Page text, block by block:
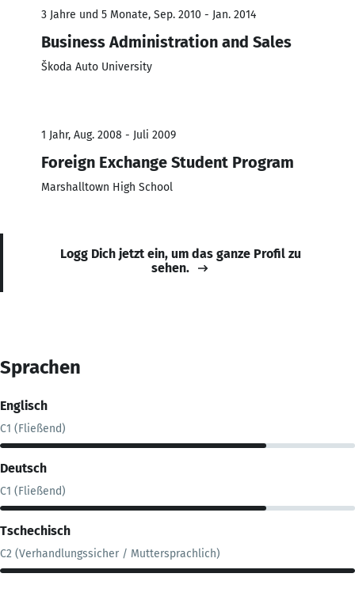
3 Jahre und 5 Monate, Sep. 2010 - Jan. 2014
Business Administration and Sales
Škoda Auto University
1 Jahr, Aug. 2008 - Juli 2009
Foreign Exchange Student Program
Marshalltown High School
Logg Dich jetzt ein, um das ganze Profil zu
sehen.
Sprachen
Englisch
C1 (Fließend)
Deutsch
C1 (Fließend)
Tschechisch
C2 (Verhandlungssicher / Muttersprachlich)